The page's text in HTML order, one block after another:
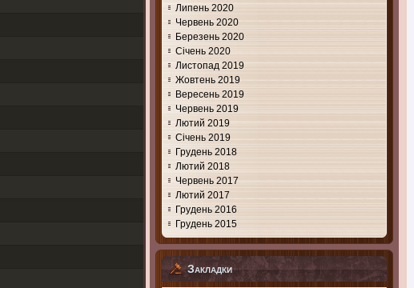
Липень 2020
Червень 2020
Березень 2020
Січень 2020
Листопад 2019
Жовтень 2019
Вересень 2019
Червень 2019
Лютий 2019
Січень 2019
Грудень 2018
Лютий 2018
Червень 2017
Лютий 2017
Грудень 2016
Грудень 2015
Закладки